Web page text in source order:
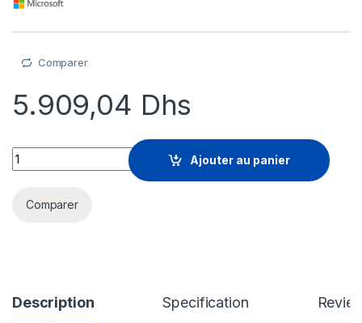
Comparer
5.909,04 Dhs
Microsoft Office Standard Edition - licence - 1 périphérique
Ajouter au panier
Comparer
Description Specification